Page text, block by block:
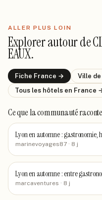
ALLER PLUS LOIN
Explorer autour de
EAUX.
Fiche France → Ville de
Tous les hôtels en France
Ce que la communauté raconte
Lyon en automne : gastronomie,
marinevoyages87 · 8 j
Lyon en automne : entre
marcaventures · 8 j